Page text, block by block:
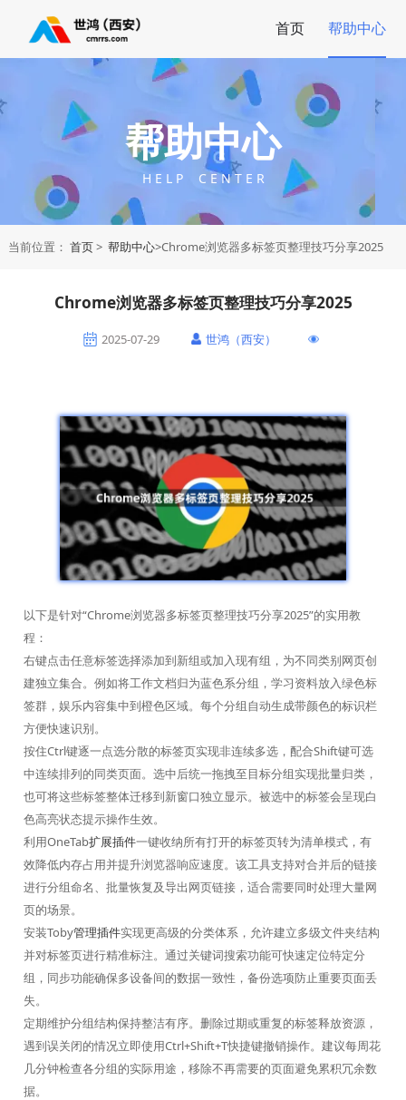
首页 帮助中心
帮助中心
H E L P C E N T E R
当前位置： 首页> 帮助中心>Chrome浏览器多标签页整理技巧分享2025
Chrome浏览器多标签页整理技巧分享2025
2025-07-29 世鸿（西安）
以下是针对“Chrome浏览器多标签页整理技巧分享2025”的实用教
程：
右键点击任意标签选择添加到新组或加入现有组，为不同类别网页创
建独立集合。例如将工作文档归为蓝色系分组，学习资料放入绿色标
签群，娱乐内容集中到橙色区域。每个分组自动生成带颜色的标识栏
方便快速识别。
按住Ctrl键逐一点选分散的标签页实现非连续多选，配合Shift键可选
中连续排列的同类页面。选中后统一拖拽至目标分组实现批量归类，
也可将这些标签整体迁移到新窗口独立显示。被选中的标签会呈现白
色高亮状态提示操作生效。
利用OneTab扩展插件一键收纳所有打开的标签页转为清单模式，有
效降低内存占用并提升浏览器响应速度。该工具支持对合并后的链接
进行分组命名、批量恢复及导出网页链接，适合需要同时处理大量网
页的场景。
安装Toby管理插件实现更高级的分类体系，允许建立多级文件夹结构
并对标签页进行精准标注。通过关键词搜索功能可快速定位特定分
组，同步功能确保多设备间的数据一致性，备份选项防止重要页面丢
失。
定期维护分组结构保持整洁有序。删除过期或重复的标签释放资源，
遇到误关闭的情况立即使用Ctrl+Shift+T快捷键撤销操作。建议每周花
几分钟检查各分组的实际用途，移除不再需要的页面避免累积冗余数
据。